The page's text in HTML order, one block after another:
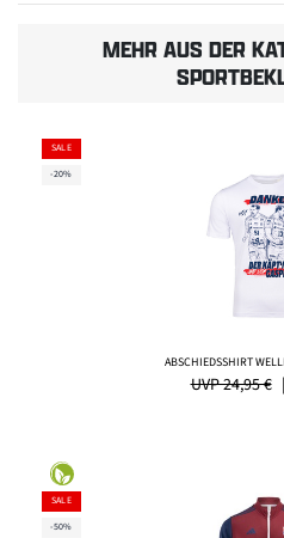
MEHR AUS DER
SALE
-20%
ABSCHIEDSSHIRT
UVP 24,95 € |
SALE
-50%